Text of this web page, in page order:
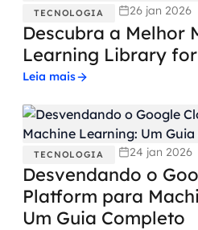
TECNOLOGIA 26 jan 2026
Descubra a Melhor
Learning Library
Leia mais
TECNOLOGIA 24 jan 2026
Desvendando o
Platform para
Um Guia Completo